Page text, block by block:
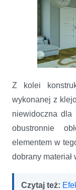
Z kolei
wykonanej z
niewidoczna dla
obustronnie
elementem w
dobrany materiał
Czytaj też: